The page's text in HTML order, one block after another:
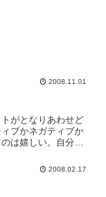
2008.11.01
がとなりあわせど
ブかネガティブか
は嬉しい。自分で
に偶然があるとそれ
ング...
2008.02.17